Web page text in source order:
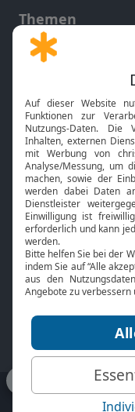
Themen
Gott und Bibel
Neuigkeiten
Bibel TV
Über uns
Jobs
Mediadaten